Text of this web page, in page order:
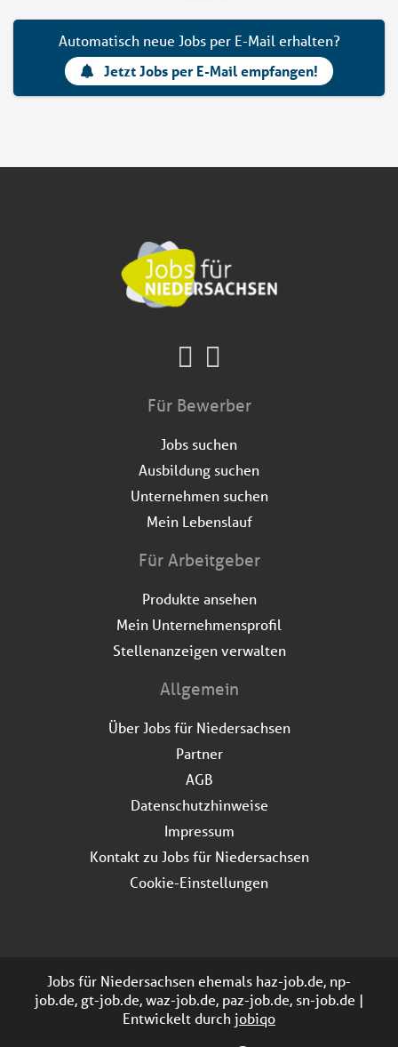
Automatisch neue Jobs per E-Mail erhalten?
Jetzt Jobs per E-Mail empfangen!
Für Bewerber
Jobs suchen
Ausbildung suchen
Unternehmen suchen
Mein Lebenslauf
Für Arbeitgeber
Produkte ansehen
Mein Unternehmensprofil
Stellenanzeigen verwalten
Allgemein
Über Jobs für Niedersachsen
Partner
AGB
Datenschutzhinweise
Impressum
Kontakt zu Jobs für Niedersachsen
Cookie-Einstellungen
Jobs für Niedersachsen ehemals haz-job.de, np-
job.de, gt-job.de, waz-job.de, paz-job.de, sn-job.de |
Entwickelt durchjobiqo